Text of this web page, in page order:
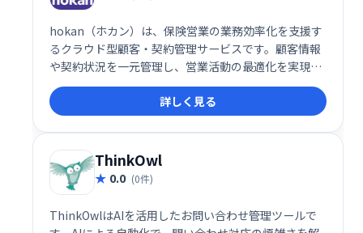
hokan（ホカン）は、保険営業の業務効率化を支援す
るクラウド型顧客・契約管理サービスです。顧客情報
や契約状況を一元管理し、営業活動の最適化を実現し
ます。 営業活動の効率化、顧客管理の改善、そして生
産性向上に貢献します。詳しく見る
ThinkOwl
0.0 (0件)
ThinkOwlはAIを活用したお問い合わせ管理ツールで